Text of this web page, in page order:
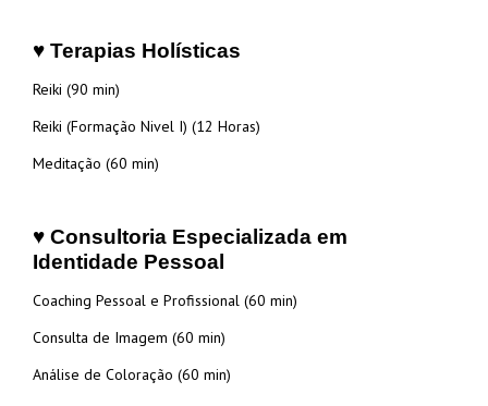
♥ Terapias Holísticas
Reiki (90 min)
Reiki (Formação Nivel I) (12 Horas)
Meditação (60 min)
♥ Consultoria Especializada em
Identidade Pessoal
Coaching Pessoal e Profissional (60 min)
Consulta de Imagem (60 min)
Análise de Coloração (60 min)